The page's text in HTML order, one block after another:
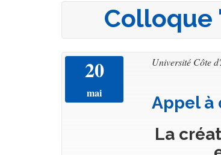
Colloque
20
mai
Université Côte
Appel à
La